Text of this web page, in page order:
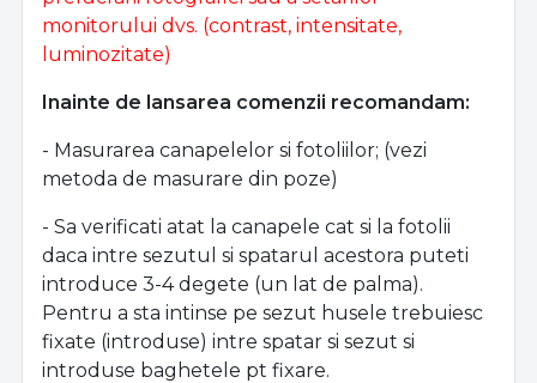
monitorului dvs. (contrast, intensitate,
luminozitate)
Inainte de lansarea comenzii recomandam:
- Masurarea canapelelor si fotoliilor; (vezi
metoda de masurare din poze)
- Sa verificati atat la canapele cat si la fotolii
daca intre sezutul si spatarul acestora puteti
introduce 3-4 degete (un lat de palma).
Pentru a sta intinse pe sezut husele trebuiesc
fixate (introduse) intre spatar si sezut si
introduse baghetele pt fixare.